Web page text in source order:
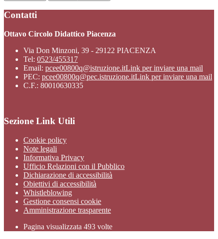
Contatti
Ottavo Circolo Didattico Piacenza
Via Don Minzoni, 39 - 29122 PIACENZA
Tel: 0523/455317
Email: pcee00800q@istruzione.itLink per inviare una mail
PEC: pcee00800q@pec.istruzione.itLink per inviare una mail
C.F.: 80010630335
Sezione Link Utili
Cookie policy
Note legali
Informativa Privacy
Ufficio Relazioni con il Pubblico
Dichiarazione di accessibilità
Obiettivi di accessibilità
Whistleblowing
Gestione consensi cookie
Amministrazione trasparente
Pagina visualizzata 493 volte